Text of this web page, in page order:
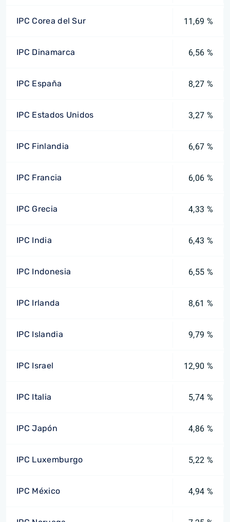
IPC Corea del Sur 11,69 %
IPC Dinamarca 6,56 %
IPC España 8,27 %
IPC Estados Unidos 3,27 %
IPC Finlandia 6,67 %
IPC Francia 6,06 %
IPC Grecia 4,33 %
IPC India 6,43 %
IPC Indonesia 6,55 %
IPC Irlanda 8,61 %
IPC Islandia 9,79 %
IPC Israel 12,90 %
IPC Italia 5,74 %
IPC Japón 4,86 %
IPC Luxemburgo 5,22 %
IPC México 4,94 %